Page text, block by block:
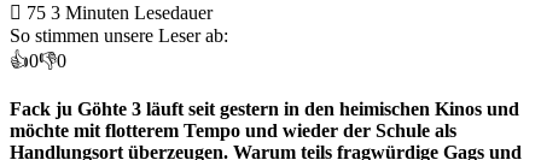
75 3 Minuten Lesedauer
So stimmen unsere Leser ab:
👍0👎0
Fack ju Göhte 3 läuft seit gestern in den heimischen Kinos und
möchte mit flotterem Tempo und wieder der Schule als
Handlungsort überzeugen. Warum teils fragwürdige Gags und